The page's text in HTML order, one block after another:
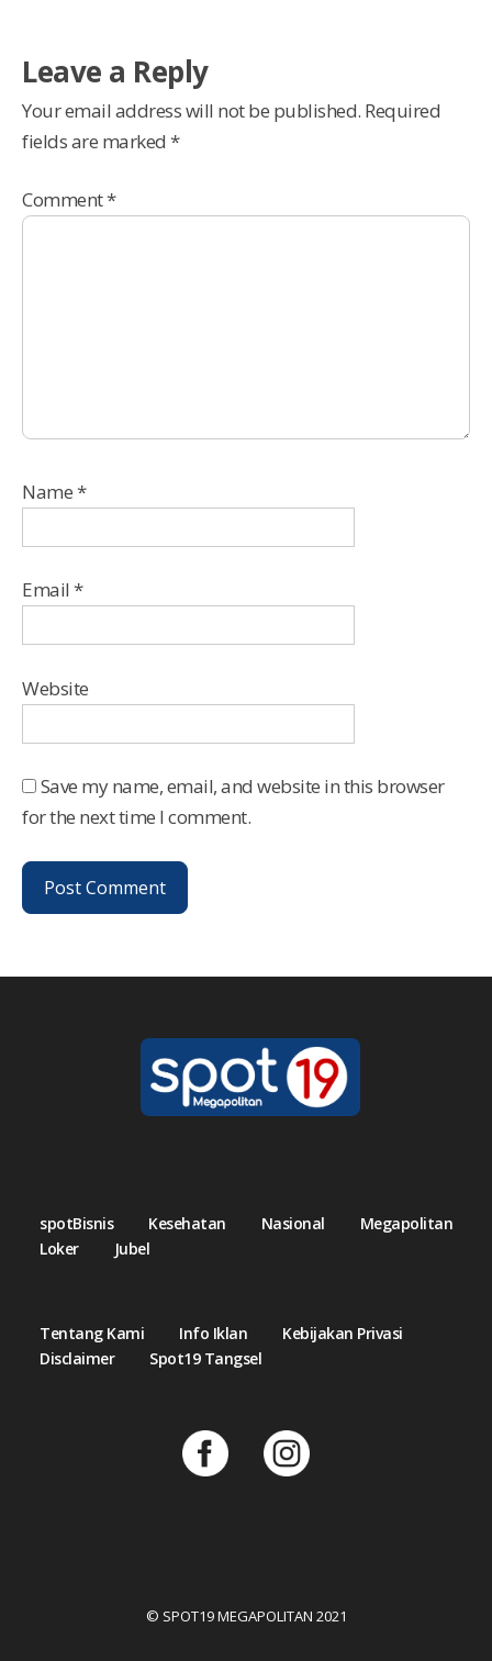
Leave a Reply
Your email address will not be published. Required
fields are marked *
Comment*
Name*
Email*
Website
Save my name, email, and website in this browser
for the next time I comment.
spotBisnis Kesehatan Nasional
Megapolitan
Loker
Jubel
Tentang Kami Info Iklan
Kebijakan Privasi
Disclaimer
Spot19 Tangsel
© SPOT19 MEGAPOLITAN 2021